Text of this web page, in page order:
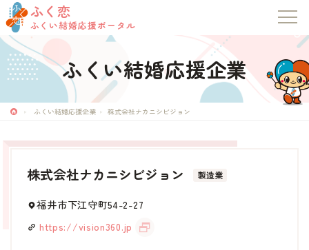
ふく恋
ふくい結婚応援ポータル
ふく恋
ふくい結婚応援ポータル
トップページ
お知らせ
ふくい結婚応援企業
ふくい結婚応援企業 株式会社ナカニシビジョン
株式会社ナカニシビジョン 製造業
福井市下江守町54-2-27
https://vision360.jp